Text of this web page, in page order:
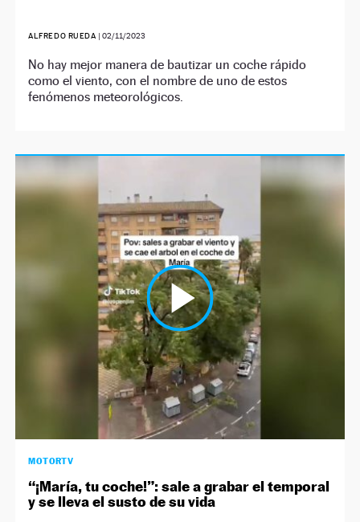
ALFREDO RUEDA | 02/11/2023
No hay mejor manera de bautizar un coche rápido
como el viento, con el nombre de uno de estos
fenómenos meteorológicos.
MOTORTV
“¡María, tu coche!”: sale a grabar el temporal
y se lleva el susto de su vida